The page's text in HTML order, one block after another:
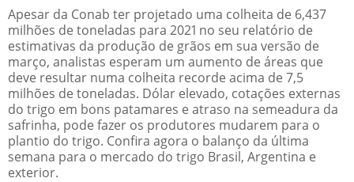
Apesar da Conab ter projetado uma colheita de 6,437
milhões de toneladas para 2021 no seu relatório de
estimativas da produção de grãos em sua versão de
março, analistas esperam um aumento de áreas que
deve resultar numa colheita recorde acima de 7,5
milhões de toneladas. Dólar elevado, cotações externas
do trigo em bons patamares e atraso na semeadura da
safrinha, pode fazer os produtores mudarem para o
plantio do trigo. Confira agora o balanço da última
semana para o mercado do trigo Brasil, Argentina e
exterior.